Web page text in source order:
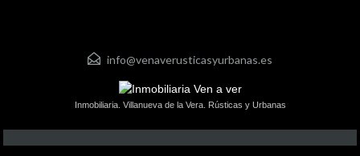
info@venaverusticasyurbanas.es
Inmobiliaria. Villanueva de la Vera. Rústicas y Urbanas